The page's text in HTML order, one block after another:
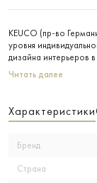
KEUCO (пр-во
уровня
дизайна интерьеров
Читать далее
Характеристики
Бренд
Страна